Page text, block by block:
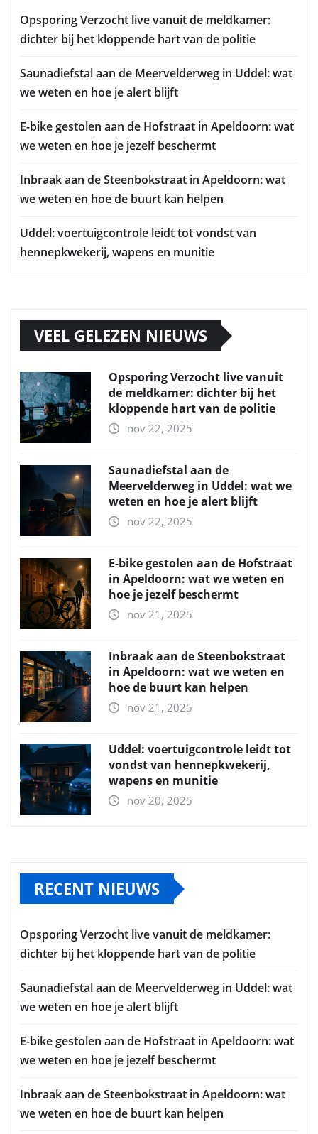
Opsporing Verzocht live vanuit de meldkamer:
dichter bij het kloppende hart van de politie
Saunadiefstal aan de Meervelderweg in Uddel: wat
we weten en hoe je alert blijft
E-bike gestolen aan de Hofstraat in Apeldoorn: wat
we weten en hoe je jezelf beschermt
Inbraak aan de Steenbokstraat in Apeldoorn: wat
we weten en hoe de buurt kan helpen
Uddel: voertuigcontrole leidt tot vondst van
hennepkwekerij, wapens en munitie
VEEL GELEZEN NIEUWS
Opsporing Verzocht live vanuit
de meldkamer: dichter bij het
kloppende hart van de politie
nov 22, 2025
Saunadiefstal aan de
Meervelderweg in Uddel: wat we
weten en hoe je alert blijft
nov 22, 2025
E-bike gestolen aan de Hofstraat
in Apeldoorn: wat we weten en
hoe je jezelf beschermt
nov 21, 2025
Inbraak aan de Steenbokstraat
in Apeldoorn: wat we weten en
hoe de buurt kan helpen
nov 21, 2025
Uddel: voertuigcontrole leidt tot
vondst van hennepkwekerij,
wapens en munitie
nov 20, 2025
RECENT NIEUWS
Opsporing Verzocht live vanuit de meldkamer:
dichter bij het kloppende hart van de politie
Saunadiefstal aan de Meervelderweg in Uddel: wat
we weten en hoe je alert blijft
E-bike gestolen aan de Hofstraat in Apeldoorn: wat
we weten en hoe je jezelf beschermt
Inbraak aan de Steenbokstraat in Apeldoorn: wat
we weten en hoe de buurt kan helpen